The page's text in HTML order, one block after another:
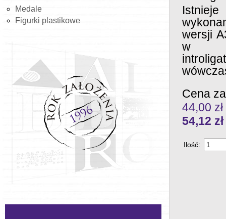
Medale
Figurki plastikowe
wersji
w
Cena
44,00
54,12
Ilość: